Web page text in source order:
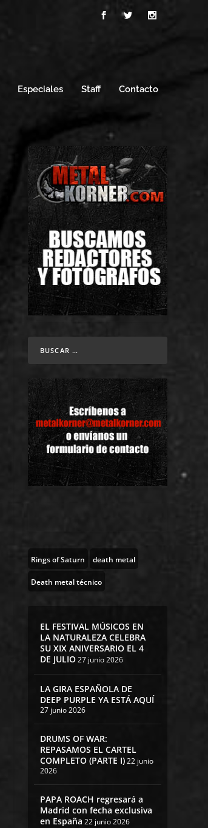
Especiales Staff Contacto
Rings of Saturn death metal
Death metal técnico
EL FESTIVAL MÚSICOS EN
LA NATURALEZA CELEBRA
SU XIX ANIVERSARIO EL 4
DE JULIO27 junio 2026
LA GIRA ESPAÑOLA DE
DEEP PURPLE YA ESTÁ AQUÍ
27 junio 2026
DRUMS OF WAR:
REPASAMOS EL CARTEL
COMPLETO (PARTE I)22 junio
2026
PAPA ROACH regresará a
Madrid con fecha exclusiva
en España 22 junio 2026